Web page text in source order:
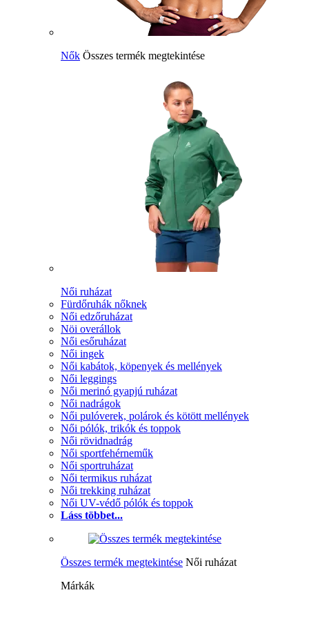
Nők Összes termék megtekintése
Női ruházat
Fürdőruhák nőknek
Női edzőruházat
Nöi overállok
Női esőruházat
Női ingek
Női kabátok, köpenyek és mellények
Női leggings
Női merinó gyapjú ruházat
Női nadrágok
Női pulóverek, polárok és kötött mellények
Női pólók, trikók és toppok
Női rövidnadrág
Női sportfehérneműk
Női sportruházat
Női termikus ruházat
Női trekking ruházat
Női UV-védő pólók és toppok
Láss többet...
Összes termék megtekintése Női ruházat
Márkák